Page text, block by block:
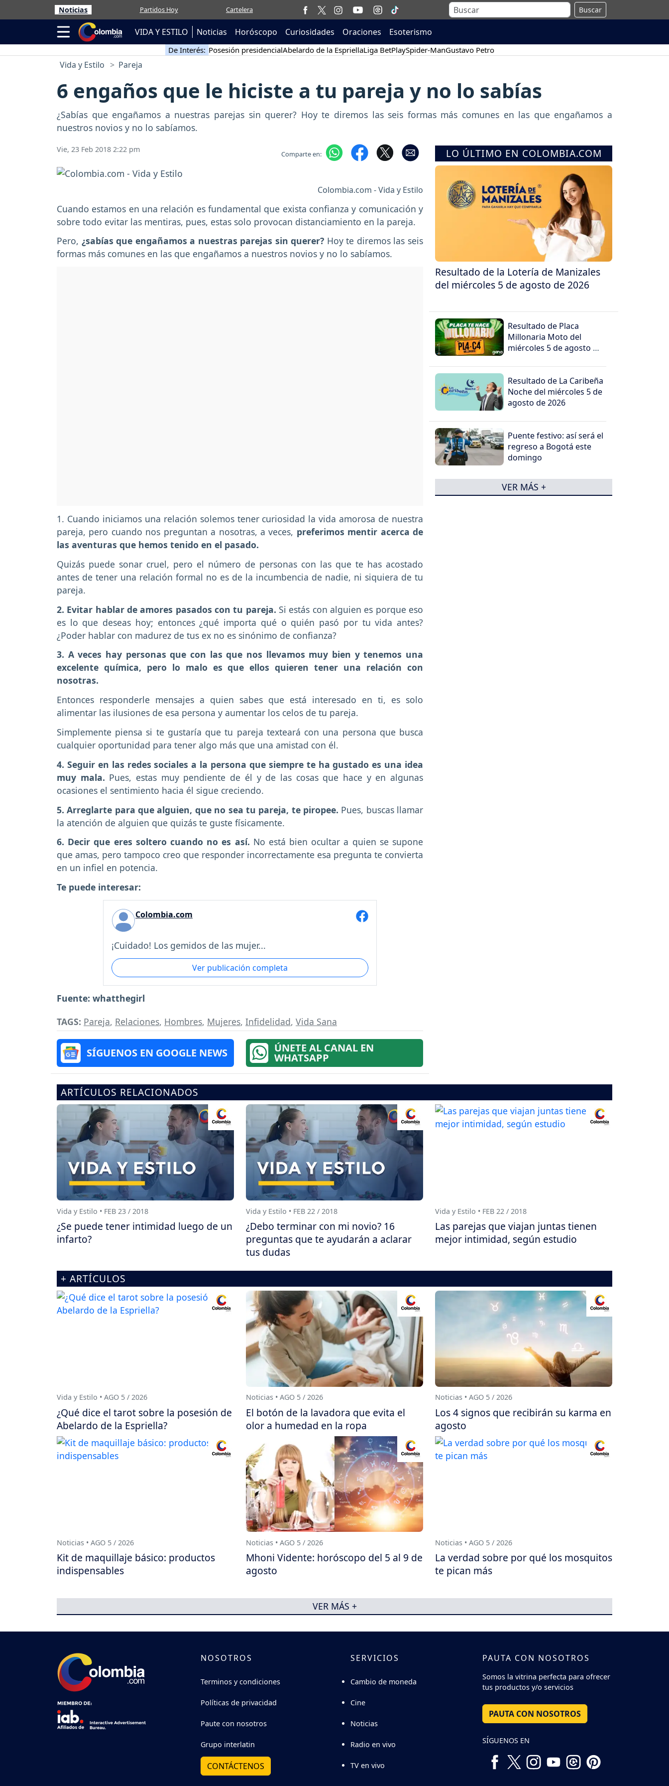
Noticias Partidos Hoy Cartelera Buscar
VIDA Y ESTILO Noticias Horóscopo Curiosidades Oraciones Esoterismo
De Interés: Posesión presidencialAbelardo de la EspriellaLiga BetPlaySpider-ManGustavo Petro
Vida y Estilo Pareja
6 engaños que le hiciste a tu pareja y no lo sabías
¿Sabías que engañamos a nuestras parejas sin querer? Hoy te diremos las seis formas más comunes en las que engañamos a
nuestros novios y no lo sabíamos.
Vie, 23 Feb 2018 2:22 pm Comparte en:
Colombia.com - Vida y Estilo
Cuando estamos en una relación es fundamental que exista confianza y comunicación y
sobre todo evitar las mentiras, pues, estas solo provocan distanciamiento en la pareja.
Pero, ¿sabías que engañamos a nuestras parejas sin querer? Hoy te diremos las seis
formas más comunes en las que engañamos a nuestros novios y no lo sabíamos.
1. Cuando iniciamos una relación solemos tener curiosidad la vida amorosa de nuestra
pareja, pero cuando nos preguntan a nosotras, a veces, preferimos mentir acerca de
las aventuras que hemos tenido en el pasado.
Quizás puede sonar cruel, pero el número de personas con las que te has acostado
antes de tener una relación formal no es de la incumbencia de nadie, ni siquiera de tu
pareja.
2. Evitar hablar de amores pasados con tu pareja. Si estás con alguien es porque eso
es lo que deseas hoy; entonces ¿qué importa qué o quién pasó por tu vida antes?
¿Poder hablar con madurez de tus ex no es sinónimo de confianza?
3. A veces hay personas que con las que nos llevamos muy bien y tenemos una
excelente química, pero lo malo es que ellos quieren tener una relación con
nosotras.
Entonces responderle mensajes a quien sabes que está interesado en ti, es solo
alimentar las ilusiones de esa persona y aumentar los celos de tu pareja.
Simplemente piensa si te gustaría que tu pareja texteará con una persona que busca
cualquier oportunidad para tener algo más que una amistad con él.
4. Seguir en las redes sociales a la persona que siempre te ha gustado es una idea
muy mala. Pues, estas muy pendiente de él y de las cosas que hace y en algunas
ocasiones el sentimiento hacia él sigue creciendo.
5. Arreglarte para que alguien, que no sea tu pareja, te piropee. Pues, buscas llamar
la atención de alguien que quizás te guste físicamente.
6. Decir que eres soltero cuando no es así. No está bien ocultar a quien se supone
que amas, pero tampoco creo que responder incorrectamente esa pregunta te convierta
en un infiel en potencia.
Te puede interesar:
Colombia.com
¡Cuidado! Los gemidos de las mujer...
Ver publicación completa
Fuente: whatthegirl
TAGS: Pareja, Relaciones, Hombres, Mujeres, Infidelidad, Vida Sana
SÍGUENOS EN GOOGLE NEWS ÚNETE AL CANAL EN
WHATSAPP
LO ÚLTIMO EN COLOMBIA.COM
Resultado de la Lotería de Manizales
del miércoles 5 de agosto de 2026
Resultado de Placa
Millonaria Moto del
miércoles 5 de agosto de
Resultado de La Caribeña
Noche del miércoles 5 de
agosto de 2026
Puente festivo: así será el
regreso a Bogotá este
domingo
VER MÁS +
ARTÍCULOS RELACIONADOS
Vida y Estilo • FEB 23 / 2018
¿Se puede tener intimidad luego de un
infarto?
Vida y Estilo • FEB 22 / 2018
¿Debo terminar con mi novio? 16
preguntas que te ayudarán a aclarar
tus dudas
Vida y Estilo • FEB 22 / 2018
Las parejas que viajan juntas tienen
mejor intimidad, según estudio
+ ARTÍCULOS
Vida y Estilo • AGO 5 / 2026
¿Qué dice el tarot sobre la posesión de
Abelardo de la Espriella?
Noticias • AGO 5 / 2026
El botón de la lavadora que evita el
olor a humedad en la ropa
Noticias • AGO 5 / 2026
Los 4 signos que recibirán su karma en
agosto
Noticias • AGO 5 / 2026
Kit de maquillaje básico: productos
indispensables
Noticias • AGO 5 / 2026
Mhoni Vidente: horóscopo del 5 al 9 de
agosto
Noticias • AGO 5 / 2026
La verdad sobre por qué los mosquitos
te pican más
VER MÁS +
NOSOTROS
Terminos y condiciones
Políticas de privacidad
Paute con nosotros
Grupo interlatin
CONTÁCTENOS
SERVICIOS
Cambio de moneda
Cine
Noticias
Radio en vivo
TV en vivo
PAUTA CON NOSOTROS
Somos la vitrina perfecta para ofrecer
tus productos y/o servicios
PAUTA CON NOSOTROS
SÍGUENOS EN